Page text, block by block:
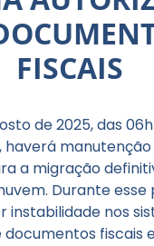
FISCAIS
de 2025, das
a migração
Durante esse
instabilidade nos
fiscais